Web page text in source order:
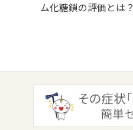
ム化糖鎖の評価とは？